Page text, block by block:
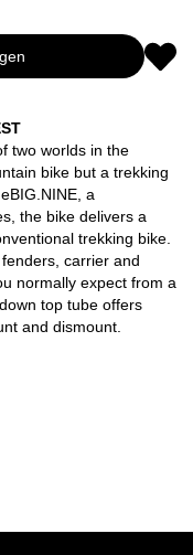
two worlds in the
bike but a trekking
a
the bike delivers a
trekking bike.
carrier and
normally expect from a
top tube offers
and dismount.